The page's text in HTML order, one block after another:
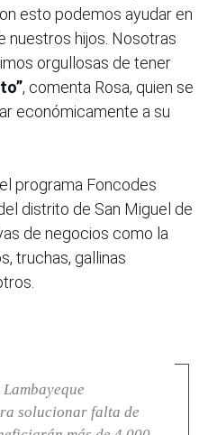
esto podemos ayudar en
nuestros hijos. Nosotras
orgullosas de tener
, comenta Rosa, quien se
económicamente a su
programa Foncodes
distrito de San Miguel de
de negocios como la
truchas, gallinas
solucionar falta de